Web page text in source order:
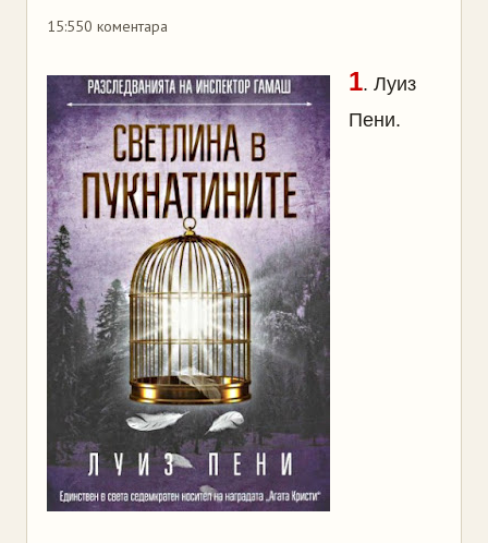
15:550 коментара
1. Луиз
Пени.